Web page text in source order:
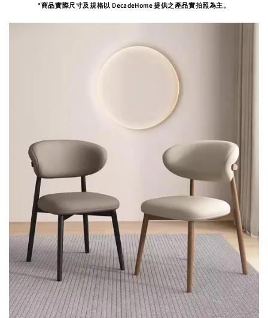
*商品實際尺寸及規格以 DecadeHome 提供之產品實拍照為主。